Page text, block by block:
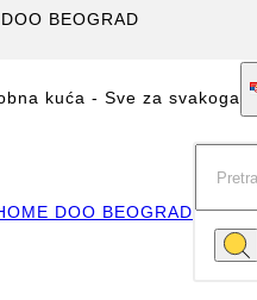
kuća - Sve za svakoga